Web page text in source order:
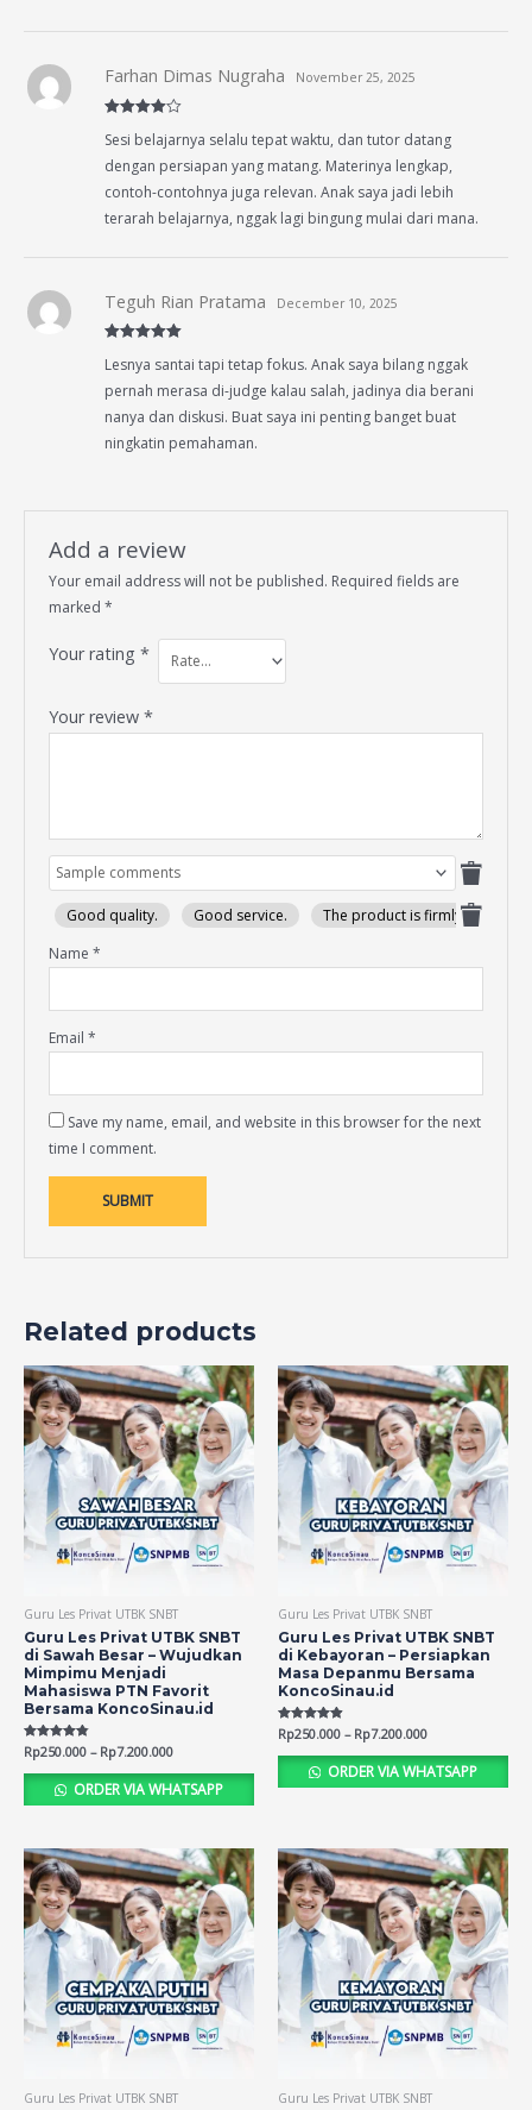
out of 5
Farhan Dimas Nugraha November 25, 2025
Sesi belajarnya selalu tepat waktu, dan tutor datang
dengan persiapan yang matang. Materinya lengkap,
contoh-contohnya juga relevan. Anak saya jadi lebih
terarah belajarnya, nggak lagi bingung mulai dari mana.
of 5
Teguh Rian Pratama December 10, 2025
Lesnya santai tapi tetap fokus. Anak saya bilang nggak
pernah merasa di-judge kalau salah, jadinya dia berani
nanya dan diskusi. Buat saya ini penting banget buat
ningkatin pemahaman.
Add a review
Your email address will not be published. Required fields are
marked*
Your rating*
Your review*
Good quality. Good service.
The product is firmly packed.
Name*
Email*
Save my name, email, and website in this browser for the next
time I comment.
Related products
Guru Les Privat UTBK SNBT
Guru Les Privat UTBK SNBT
di Sawah Besar – Wujudkan
Mimpimu Menjadi
Mahasiswa PTN Favorit
Bersama KoncoSinau.id
Rated
4.76
out of 5
Rp250.000 – Rp7.200.000
ORDER VIA WHATSAPP
Guru Les Privat UTBK SNBT
Guru Les Privat UTBK SNBT
di Kebayoran – Persiapkan
Masa Depanmu Bersama
KoncoSinau.id
Rated
4.82
out of 5
Rp250.000 – Rp7.200.000
ORDER VIA WHATSAPP
Guru Les Privat UTBK SNBT Guru Les Privat UTBK SNBT